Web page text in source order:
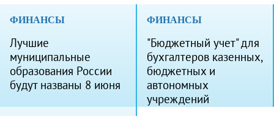
ФИНАНСЫ
Лучшие
муниципальные
образования России
будут названы 8 июня
ФИНАНСЫ
"Бюджетный учет" для
бухгалтеров казенных,
бюджетных и
автономных
учреждений